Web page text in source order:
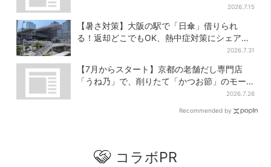
2026.7.15
【暑さ対策】大阪の駅で「日傘」借りられ
る！返却どこでもOK、熱中症対策にシェアサ
2026.7.31
【7月からスタート】京都の老舗だし専門店
「うね乃」で、削りたて「かつお節」のモー
2026.7.26
Recommended by
コラボPR